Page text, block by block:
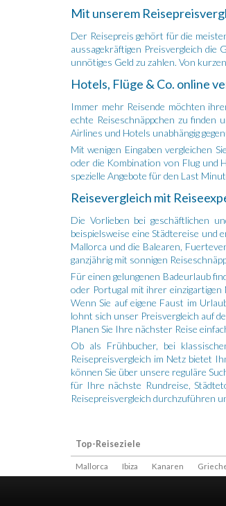
Mit unserem
Der Reisepreis gehört für die
aussagekräftigen Preisvergleich die
unnötiges Geld zu zahlen. Von
Hotels, Flüge & Co. online
Immer mehr Reisende möchten
echte Reiseschnäppchen zu
Airlines und Hotels unabhängig
Mit wenigen Eingaben vergleichen
oder die Kombination von Flug und
spezielle Angebote für den Last
Reisevergleich mit
Die Vorlieben bei geschäftlichen
beispielsweise eine Städtereise
Mallorca und die Balearen,
ganzjährig mit sonnigen
Für einen gelungenen Badeurlaub
oder Portugal mit ihrer einzigartigen
Wenn Sie auf eigene Faust im
lohnt sich unser Preisvergleich auf
Planen Sie Ihre nächster Reise
Ob als Frühbucher, bei
Reisepreisvergleich im Netz bietet
können Sie über unsere reguläre
für Ihre nächste Rundreise,
Reisepreisvergleich durchzuführen
Top-Reiseziele
Mallorca Ibiza Kanaren